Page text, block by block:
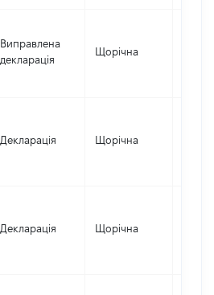
Виправлена
декларація
Щорічна
Декларація Щорічна
Декларація Щорічна